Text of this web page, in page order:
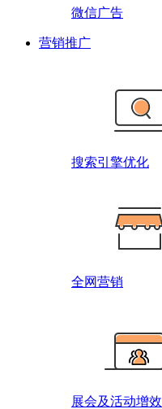
微信广告
营销推广
搜索引擎优化
全网营销
展会及活动增效